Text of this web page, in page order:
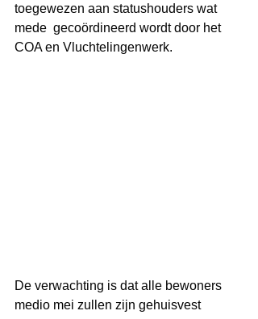
toegewezen aan statushouders wat
mede  gecoördineerd wordt door het
COA en Vluchtelingenwerk.
De verwachting is dat alle bewoners
medio mei zullen zijn gehuisvest